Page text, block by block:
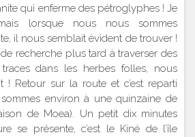
qui enferme des pétroglyphes ! Je
lorsque nous nous sommes
il nous semblait évident de trouver !
recherche plus tard à traverser des
dans les herbes folles, nous
! Retour sur la route et c’est reparti
environ à une quinzaine de
de Moea). Un petit dix minutes
se présente, c’est le Kiné de l’île